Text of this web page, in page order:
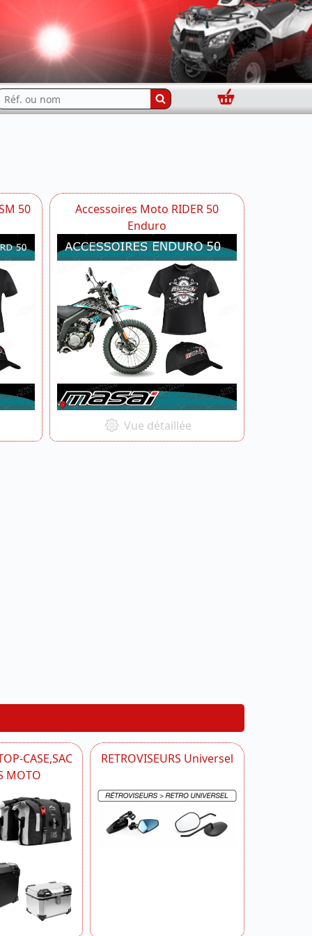
Panier
50
Accessoires Moto RIDER 50
Enduro
Vue détaillée
CASE,SAC
MOTO
RETROVISEURS Universel